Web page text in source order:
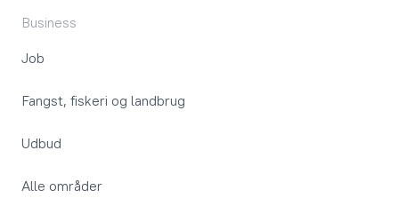
Business
Job
Fangst, fiskeri og landbrug
Udbud
Alle områder